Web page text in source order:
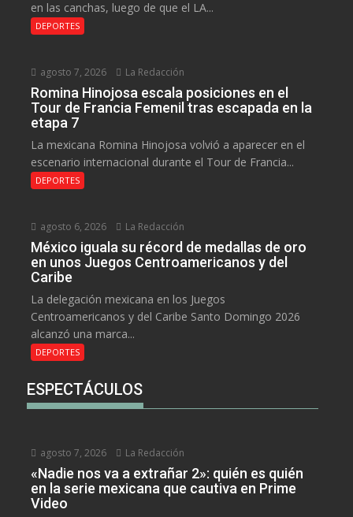
en las canchas, luego de que el LA...
DEPORTES
agosto 7, 2026 La Redacción
Romina Hinojosa escala posiciones en el
Tour de Francia Femenil tras escapada en la
etapa 7
La mexicana Romina Hinojosa volvió a aparecer en el
escenario internacional durante el Tour de Francia...
DEPORTES
agosto 6, 2026 La Redacción
México iguala su récord de medallas de oro
en unos Juegos Centroamericanos y del
Caribe
La delegación mexicana en los Juegos
Centroamericanos y del Caribe Santo Domingo 2026
alcanzó una marca...
DEPORTES
ESPECTÁCULOS
agosto 7, 2026 La Redacción
«Nadie nos va a extrañar 2»: quién es quién
en la serie mexicana que cautiva en Prime
Video